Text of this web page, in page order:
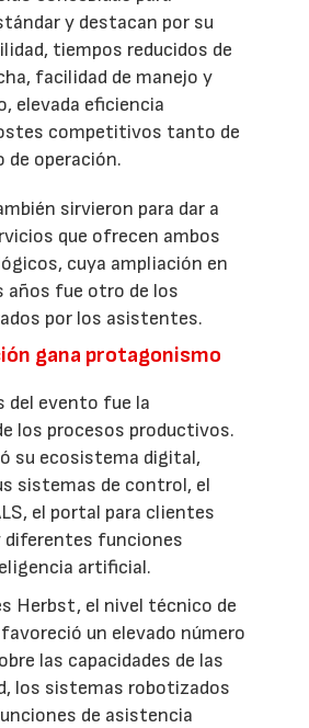
y destacan por su
tiempos reducidos de
facilidad de manejo y
elevada eficiencia
competitivos tanto de
de operación.
sirvieron para dar a
que ofrecen ambos
cuya ampliación en
años fue otro de los
por los asistentes.
gana protagonismo
del evento fue la
los procesos productivos.
su ecosistema digital,
sistemas de control, el
el portal para clientes
diferentes funciones
artificial.
Herbst, el nivel técnico de
un elevado número
las capacidades de las
los sistemas robotizados
de asistencia